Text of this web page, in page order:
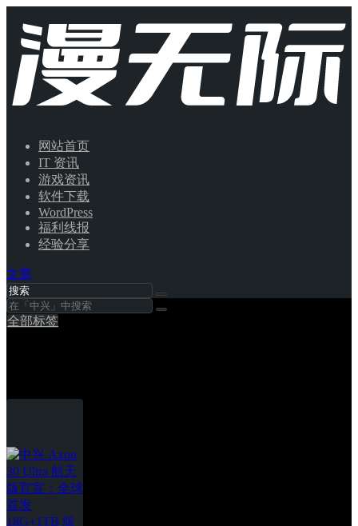
网站首页
IT 资讯
游戏资讯
软件下载
WordPress
福利线报
经验分享
文章
全部标签